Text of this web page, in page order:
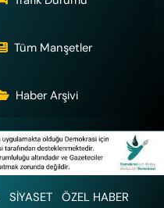
Tüm Manşetler
Haber Arşivi
SİYASET
ÖZEL HABER